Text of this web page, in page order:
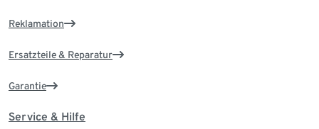
Reklamation
Ersatzteile & Reparatur
Garantie
Service & Hilfe